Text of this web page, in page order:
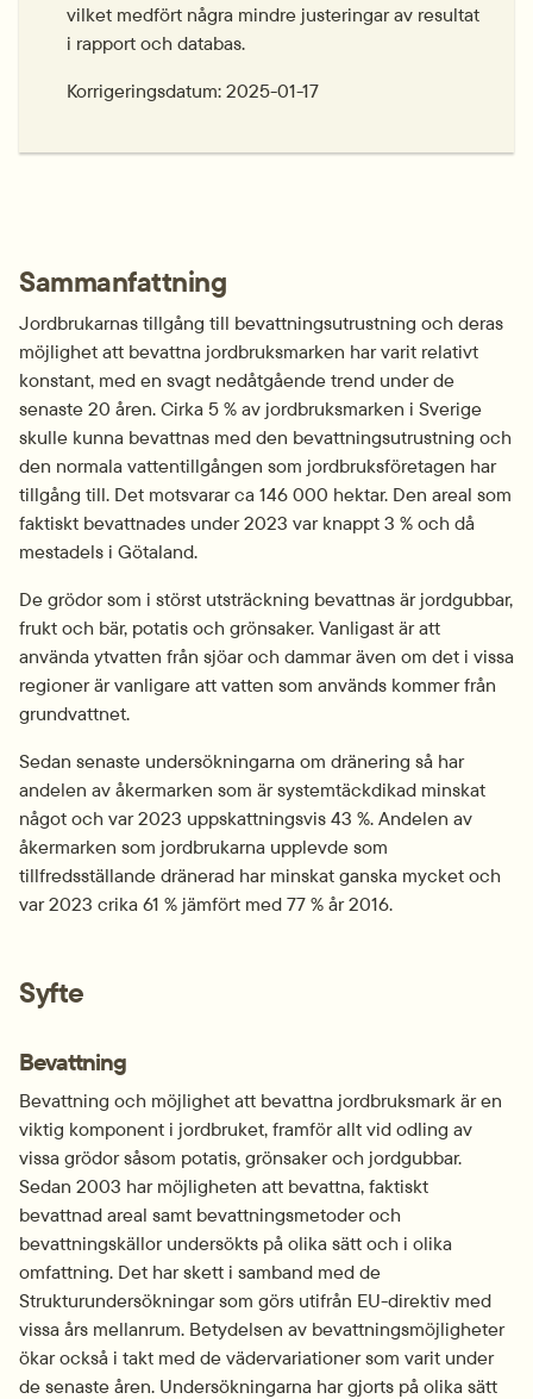
vilket medfört några mindre justeringar av resultat
i rapport och databas.
Korrigeringsdatum: 2025-01-17
Sammanfattning
Jordbrukarnas tillgång till bevattningsutrustning och deras
möjlighet att bevattna jordbruksmarken har varit relativt
konstant, med en svagt nedåtgående trend under de
senaste 20 åren. Cirka 5 % av jordbruksmarken i Sverige
skulle kunna bevattnas med den bevattningsutrustning och
den normala vattentillgången som jordbruksföretagen har
tillgång till. Det motsvarar ca 146 000 hektar. Den areal som
faktiskt bevattnades under 2023 var knappt 3 % och då
mestadels i Götaland.
De grödor som i störst utsträckning bevattnas är jordgubbar,
frukt och bär, potatis och grönsaker. Vanligast är att
använda ytvatten från sjöar och dammar även om det i vissa
regioner är vanligare att vatten som används kommer från
grundvattnet.
Sedan senaste undersökningarna om dränering så har
andelen av åkermarken som är systemtäckdikad minskat
något och var 2023 uppskattningsvis 43 %. Andelen av
åkermarken som jordbrukarna upplevde som
tillfredsställande dränerad har minskat ganska mycket och
var 2023 crika 61 % jämfört med 77 % år 2016.
Syfte
Bevattning
Bevattning och möjlighet att bevattna jordbruksmark är en
viktig komponent i jordbruket, framför allt vid odling av
vissa grödor såsom potatis, grönsaker och jordgubbar.
Sedan 2003 har möjligheten att bevattna, faktiskt
bevattnad areal samt bevattningsmetoder och
bevattningskällor undersökts på olika sätt och i olika
omfattning. Det har skett i samband med de
Strukturundersökningar som görs utifrån EU-direktiv med
vissa års mellanrum. Betydelsen av bevattningsmöjligheter
ökar också i takt med de vädervariationer som varit under
de senaste åren. Undersökningarna har gjorts på olika sätt